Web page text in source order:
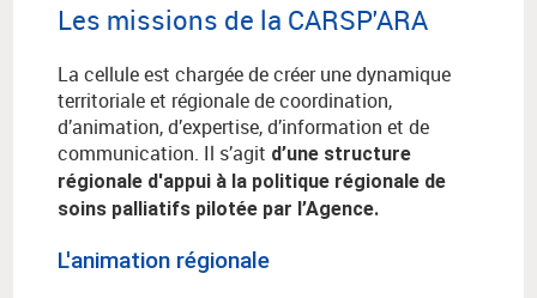
Les missions de la CARSP'ARA
La cellule est chargée de créer une dynamique
territoriale et régionale de coordination,
d’animation, d’expertise, d’information et de
communication. Il s’agit d’une structure
régionale d'appui à la politique régionale de
soins palliatifs pilotée par l’Agence.
L'animation régionale